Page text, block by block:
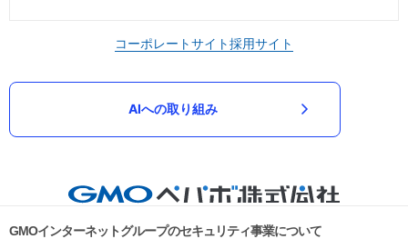
コーポレートサイト採用サイト
AIへの取り組み
GMOインターネットグループのセキュリティ事業について